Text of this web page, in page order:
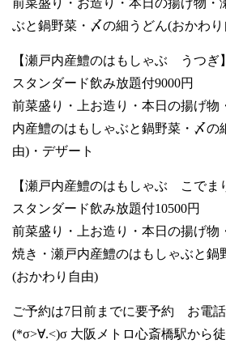
ぶと鍋野菜・〆の細うどん(おかわ
【瀬戸内産鱧のはもしゃぶ うつぎ
スタンダード飲み放題付9000円
前菜盛り・上お造り・本日の揚げ物
内産鱧のはもしゃぶと鍋野菜・〆の
由)・デザート
【瀬戸内産鱧のはもしゃぶ こでま
スタンダード飲み放題付10500円
前菜盛り・上お造り・本日の揚げ物
焼き・瀬戸内産鱧のはもしゃぶと鍋
(おかわり自由)
ご予約は7日前までに要予約 お電話
(*σ>∀.<)σ 大阪メトロ心斎橋駅から